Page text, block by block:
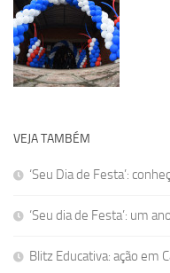
VEJA TAMBÉM
‘Seu Dia de Festa’:
‘Seu dia de Festa’: um
Blitz Educativa: ação em